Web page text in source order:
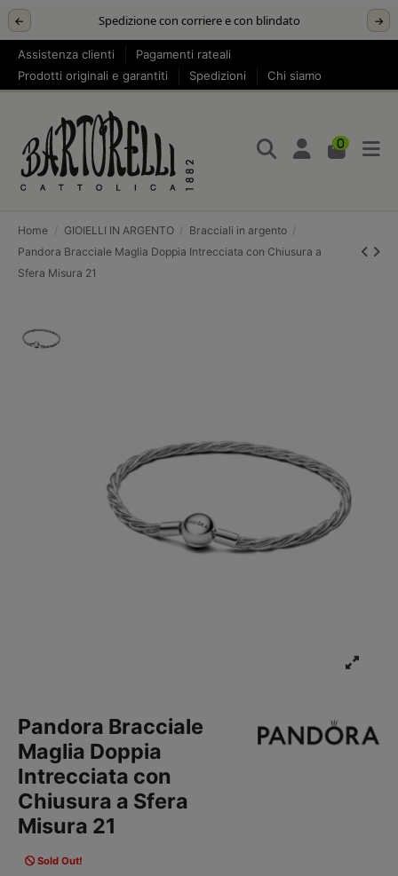
← Spedizione con corriere e con blindato →
Assistenza clienti
Pagamenti rateali
Prodotti originali e garantiti
Spedizioni Chi siamo
0
Home GIOIELLI IN ARGENTO
Bracciali in argento
Pandora Bracciale Maglia Doppia Intrecciata con Chiusura a
Sfera Misura 21
Pandora Bracciale
Maglia Doppia
Intrecciata con
Chiusura a Sfera
Misura 21
Sold Out!